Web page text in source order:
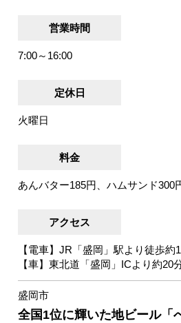
営業時間
7:00～16:00
定休日
火曜日
料金
あんバター185円、ハムサンド300
アクセス
【電車】JR「盛岡」駅より徒歩約
【車】東北道「盛岡」ICより約20
盛岡市
全国1位に輝いた地ビール「